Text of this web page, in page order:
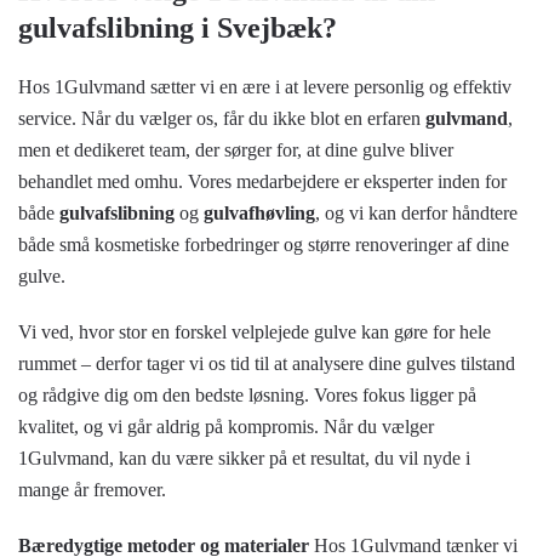
gulvafslibning i Svejbæk?
Hos 1Gulvmand sætter vi en ære i at levere personlig og effektiv
service. Når du vælger os, får du ikke blot en erfaren gulvmand,
men et dedikeret team, der sørger for, at dine gulve bliver
behandlet med omhu. Vores medarbejdere er eksperter inden for
både gulvafslibning og gulvafhøvling, og vi kan derfor håndtere
både små kosmetiske forbedringer og større renoveringer af dine
gulve.
Vi ved, hvor stor en forskel velplejede gulve kan gøre for hele
rummet – derfor tager vi os tid til at analysere dine gulves tilstand
og rådgive dig om den bedste løsning. Vores fokus ligger på
kvalitet, og vi går aldrig på kompromis. Når du vælger
1Gulvmand, kan du være sikker på et resultat, du vil nyde i
mange år fremover.
Bæredygtige metoder og materialer Hos 1Gulvmand tænker vi